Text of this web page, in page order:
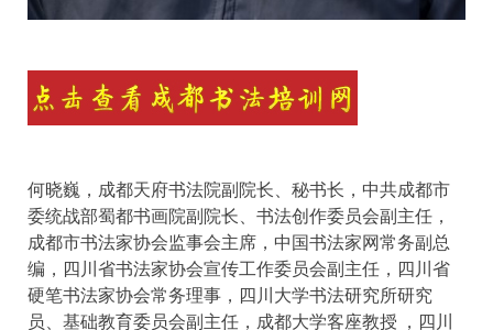
何晓巍，成都天府书法院副院长、秘书长，中共成都市
委统战部蜀都书画院副院长、书法创作委员会副主任，
成都市书法家协会监事会主席，中国书法家网常务副总
编，四川省书法家协会宣传工作委员会副主任，四川省
硬笔书法家协会常务理事，四川大学书法研究所研究
员、基础教育委员会副主任，成都大学客座教授 ，四川